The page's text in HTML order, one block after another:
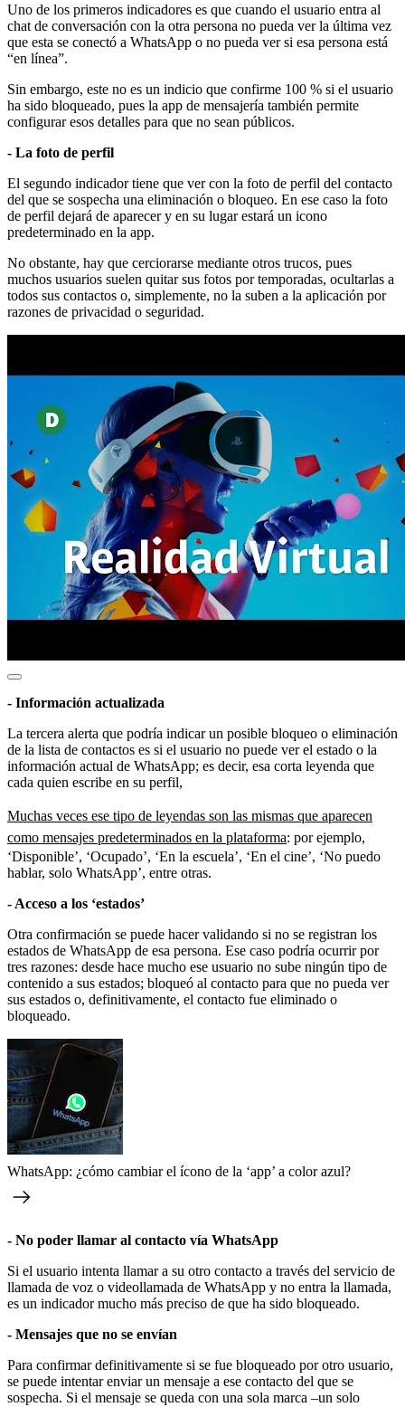
Uno de los primeros indicadores es que cuando el usuario entra al
chat de conversación con la otra persona no pueda ver la última vez
que esta se conectó a WhatsApp o no pueda ver si esa persona está
“en línea”.
Sin embargo, este no es un indicio que confirme 100 % si el usuario
ha sido bloqueado, pues la app de mensajería también permite
configurar esos detalles para que no sean públicos.
- La foto de perfil
El segundo indicador tiene que ver con la foto de perfil del contacto
del que se sospecha una eliminación o bloqueo. En ese caso la foto
de perfil dejará de aparecer y en su lugar estará un icono
predeterminado en la app.
No obstante, hay que cerciorarse mediante otros trucos, pues
muchos usuarios suelen quitar sus fotos por temporadas, ocultarlas a
todos sus contactos o, simplemente, no la suben a la aplicación por
razones de privacidad o seguridad.
- Información actualizada
La tercera alerta que podría indicar un posible bloqueo o eliminación
de la lista de contactos es si el usuario no puede ver el estado o la
información actual de WhatsApp; es decir, esa corta leyenda que
cada quien escribe en su perfil,
Muchas veces ese tipo de leyendas son las mismas que aparecen
como mensajes predeterminados en la plataforma: por ejemplo,
‘Disponible’, ‘Ocupado’, ‘En la escuela’, ‘En el cine’, ‘No puedo
hablar, solo WhatsApp’, entre otras.
- Acceso a los ‘estados’
Otra confirmación se puede hacer validando si no se registran los
estados de WhatsApp de esa persona. Ese caso podría ocurrir por
tres razones: desde hace mucho ese usuario no sube ningún tipo de
contenido a sus estados; bloqueó al contacto para que no pueda ver
sus estados o, definitivamente, el contacto fue eliminado o
bloqueado.
WhatsApp: ¿cómo cambiar el ícono de la ‘app’ a color azul?
- No poder llamar al contacto vía WhatsApp
Si el usuario intenta llamar a su otro contacto a través del servicio de
llamada de voz o videollamada de WhatsApp y no entra la llamada,
es un indicador mucho más preciso de que ha sido bloqueado.
- Mensajes que no se envían
Para confirmar definitivamente si se fue bloqueado por otro usuario,
se puede intentar enviar un mensaje a ese contacto del que se
sospecha. Si el mensaje se queda con una sola marca –un solo